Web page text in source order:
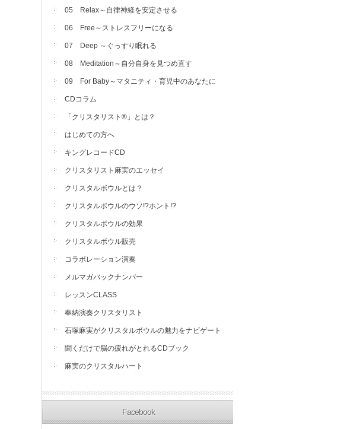
05 Relax～自律神経を安定させる
06 Free～ストレスフリーになる
07 Deep ～ぐっすり眠れる
08 Meditation～自分自身を見つめ直す
09 For Baby～マタニティ・育児中のあなたに
CDコラム
「クリスタリスト®」とは？
はじめての方へ
キングレコードCD
クリスタリスト麻実のエッセイ
クリスタルボウルとは？
クリスタルボウルのウソ!?ホント!?
クリスタルボウルの効果
クリスタルボウル販売
コラボレーション演奏
メルマガバックナンバー
レッスンCLASS
奉納演奏クリスタリスト
石塚麻実がクリスタルボウルの魅力をナビゲート
聞くだけで脳の疲れがとれるCDブック
麻実のクリスタルハート
Facebook